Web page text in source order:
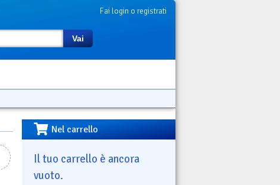
Fai login o registrati
Vai
Nel carrello
Il tuo carrello è ancora
vuoto.